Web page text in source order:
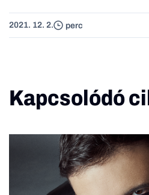
2021. 12. 2. perc
Kapcsolódó